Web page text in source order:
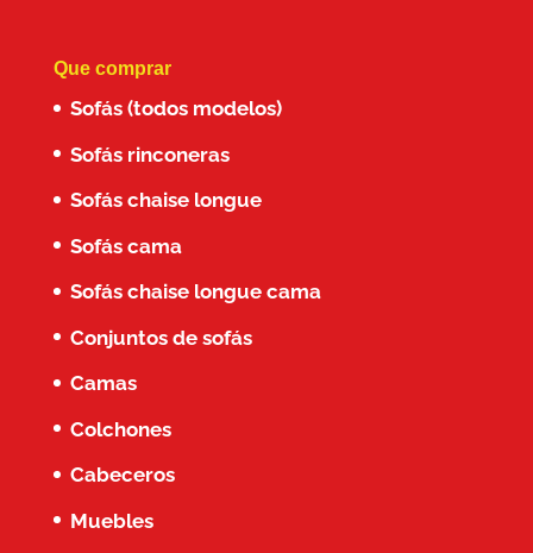
Que comprar
Sofás (todos modelos)
Sofás rinconeras
Sofás chaise longue
Sofás cama
Sofás chaise longue cama
Conjuntos de sofás
Camas
Colchones
Cabeceros
Muebles